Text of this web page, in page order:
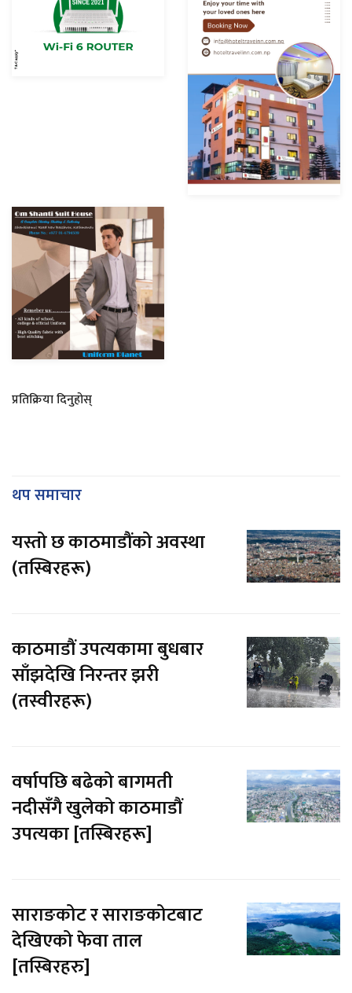
प्रतिक्रिया दिनुहोस्
थप समाचार
यस्तो छ काठमाडौंको अवस्था
(तस्बिरहरू)
काठमाडौं उपत्यकामा बुधबार
साँझदेखि निरन्तर झरी
(तस्वीरहरू)
वर्षापछि बढेको बागमती
नदीसँगै खुलेको काठमाडौं
उपत्यका [तस्बिरहरू]
साराङकोट र साराङकोटबाट
देखिएको फेवा ताल
[तस्बिरहरु]